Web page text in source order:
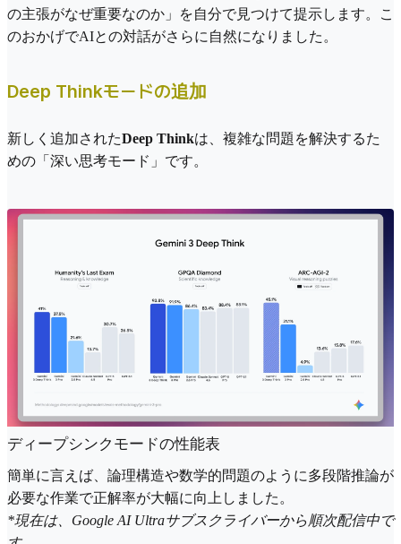
の主張がなぜ重要なのか」を自分で見つけて提示します。こ
のおかげでAIとの対話がさらに自然になりました。
Deep Thinkモードの追加
新しく追加されたDeep Thinkは、複雑な問題を解決するた
めの「深い思考モード」です。
ディープシンクモードの性能表
簡単に言えば、論理構造や数学的問題のように多段階推論が
必要な作業で正解率が大幅に向上しました。
*現在は、Google AI Ultraサブスクライバーから順次配信中で